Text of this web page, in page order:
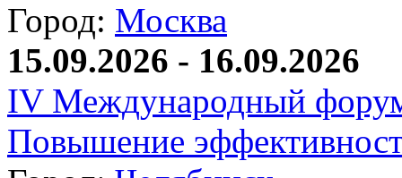
Город: Москва
15.09.2026 - 16.09.2026
IV Международный
Повышение